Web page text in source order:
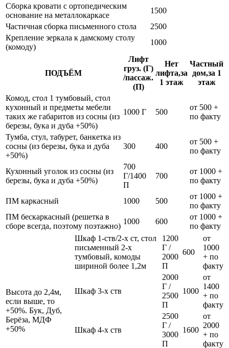
Сборка кровати с ортопедическим
основание на металлокаркасе
1500
Частичная сборка письменного стола
2500
Крепление зеркала к дамскому столу
(комоду)
1000
ПОДЪЁМ
Лифт
груз. (Г)
/пассаж.
(П)
Нет
лифта,за
1 этаж
Частный
дом,за 1
этаж
Комод, стол 1 тумбовый, стол
кухонный и предметы мебели
таких же габаритов из сосны (из
березы, бука и дуба +50%)
1000 Г 500
от 500 +
по факту
Тумба, стул, табурет, банкетка из
сосны (из березы, бука и дуба
+50%)
300 400
от 500 +
по факту
Кухонный уголок из сосны (из
березы, бука и дуба +50%)
700
Г/1400
П
700
от 1000 +
по факту
ПМ каркасный 1000 500
от 1000 +
по факту
ПМ бескаркасный (решетка в
сборе всегда, поэтому поэтажно)
1000 600
от 1000 +
по факту
Высота до 2,4м,
если выше, то
+50%. Бук, Дуб,
Берёза, МДФ
+50%
Шкаф 1-ств/2-х ст, стол
письменный 2-х
тумбовый, комоды
шириной более 1,2м
1200
Г /
2000
П
600
от
1000
+ по
факту
Шкаф 3-х ств
2000
Г /
2500
П
1000
от
1400
+ по
факту
Шкаф 4-х ств
2500
Г /
3000
П
1600
от
2000
+ по
факту